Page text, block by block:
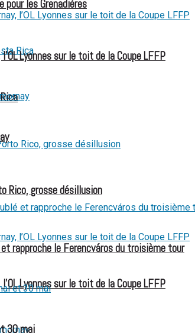
les Grenadières
Rico, grosse désillusion
Lyonnes sur le toit de la Coupe LFFP
Lyonnes sur le toit de la Coupe LFFP
rapproche le Ferencváros du troisième tour
30 mai